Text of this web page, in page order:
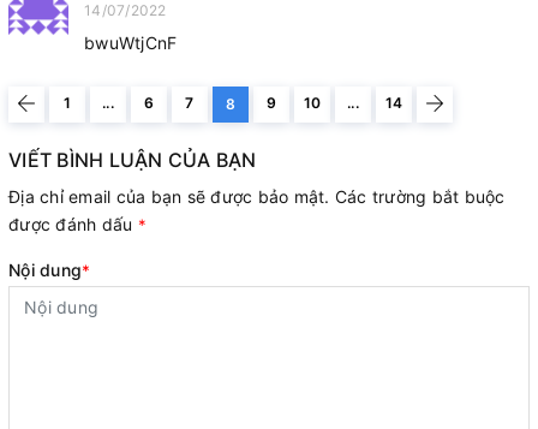
14/07/2022
bwuWtjCnF
1 ... 6 7 8 9 10 ... 14
VIẾT BÌNH LUẬN CỦA BẠN
Địa chỉ email của bạn sẽ được bảo mật. Các trường bắt buộc
được đánh dấu *
Nội dung*